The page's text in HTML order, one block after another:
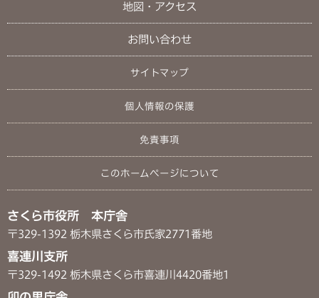
地図・アクセス
お問い合わせ
サイトマップ
個人情報の保護
免責事項
このホームページについて
さくら市役所 本庁舎
〒329-1392 栃木県さくら市氏家2771番地
喜連川支所
〒329-1492 栃木県さくら市喜連川4420番地1